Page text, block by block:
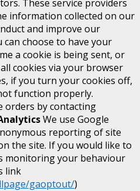
These service providers
information collected on our
and improve our
choose to have your
a cookie is being sent, or
cookies via your browser
if you turn your cookies off,
function properly.
orders by contacting
We use Google
reporting of site
the site. If you would like to
monitoring your behaviour
link
gaoptout/)